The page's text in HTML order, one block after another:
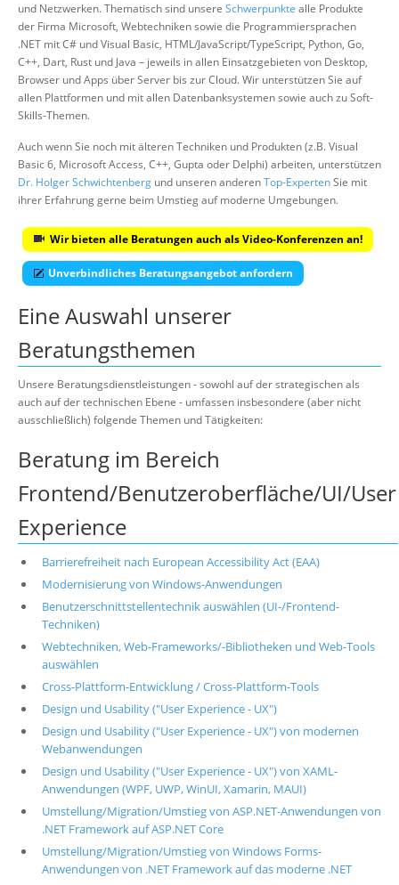
und Netzwerken. Thematisch sind unsere Schwerpunkte alle Produkte
der Firma Microsoft, Webtechniken sowie die Programmiersprachen
.NET mit C# und Visual Basic, HTML/JavaScript/TypeScript, Python, Go,
C++, Dart, Rust und Java – jeweils in allen Einsatzgebieten von Desktop,
Browser und Apps über Server bis zur Cloud. Wir unterstützen Sie auf
allen Plattformen und mit allen Datenbanksystemen sowie auch zu Soft-
Skills-Themen.
Auch wenn Sie noch mit älteren Techniken und Produkten (z.B. Visual
Basic 6, Microsoft Access, C++, Gupta oder Delphi) arbeiten, unterstützen
Dr. Holger Schwichtenberg und unseren anderenTop-ExpertenSie mit
ihrer Erfahrung gerne beim Umstieg auf moderne Umgebungen.
Wir bieten alle Beratungen auch als Video-Konferenzen an!
Unverbindliches Beratungsangebot anfordern
Eine Auswahl unserer
Beratungsthemen
Unsere Beratungsdienstleistungen - sowohl auf der strategischen als
auch auf der technischen Ebene - umfassen insbesondere (aber nicht
ausschließlich) folgende Themen und Tätigkeiten:
Beratung im Bereich
Frontend/Benutzeroberfläche/UI/User
Experience
Barrierefreiheit nach European Accessibility Act (EAA)
Modernisierung von Windows-Anwendungen
Benutzerschnittstellentechnik auswählen (UI-/Frontend-
Techniken)
Webtechniken, Web-Frameworks/-Bibliotheken und Web-Tools
auswählen
Cross-Plattform-Entwicklung / Cross-Plattform-Tools
Design und Usability ("User Experience - UX")
Design und Usability ("User Experience - UX") von modernen
Webanwendungen
Design und Usability ("User Experience - UX") von XAML-
Anwendungen (WPF, UWP, WinUI, Xamarin, MAUI)
Umstellung/Migration/Umstieg von ASP.NET-Anwendungen von
.NET Framework auf ASP.NET Core
Umstellung/Migration/Umstieg von Windows Forms-
Anwendungen von .NET Framework auf das moderne .NET